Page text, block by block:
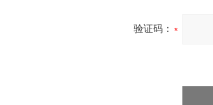
验证码：